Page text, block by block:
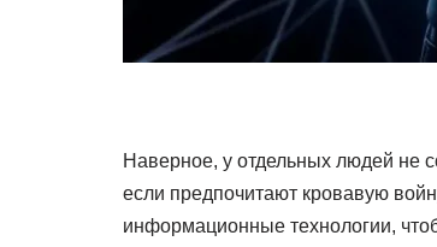
Наверное, у отдельных людей не
если предпочитают кровавую
информационные технологии,